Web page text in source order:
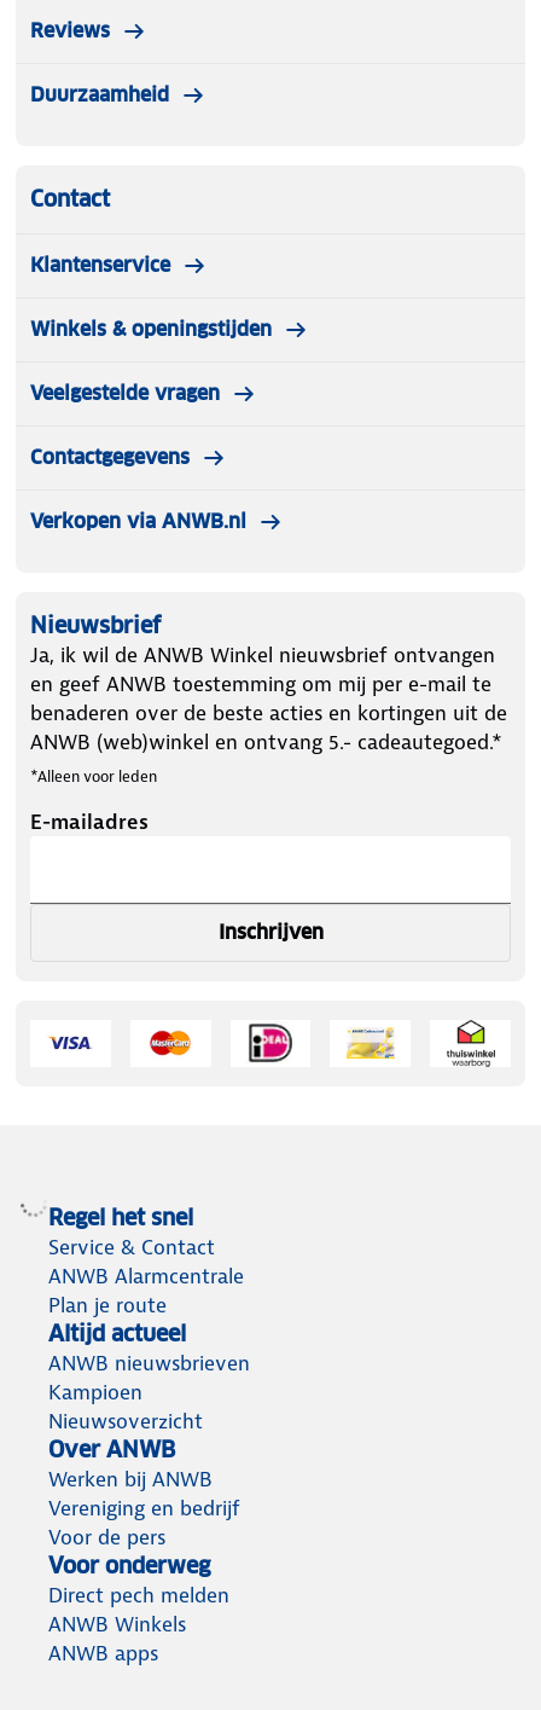
Reviews
Duurzaamheid
Contact
Klantenservice
Winkels & openingstijden
Veelgestelde vragen
Contactgegevens
Verkopen via ANWB.nl
Nieuwsbrief
Ja, ik wil de ANWB Winkel nieuwsbrief ontvangen
en geef ANWB toestemming om mij per e-mail te
benaderen over de beste acties en kortingen uit de
ANWB (web)winkel en ontvang 5.- cadeautegoed.*
*Alleen voor leden
E-mailadres
Inschrijven
Regel het snel
Service & Contact
ANWB Alarmcentrale
Plan je route
Altijd actueel
ANWB nieuwsbrieven
Kampioen
Nieuwsoverzicht
Over ANWB
Werken bij ANWB
Vereniging en bedrijf
Voor de pers
Voor onderweg
Direct pech melden
ANWB Winkels
ANWB apps